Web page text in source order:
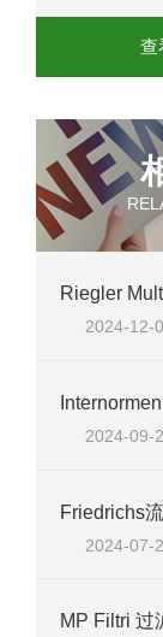
查
Riegler
2024-12-
2024-09-
2024-07-